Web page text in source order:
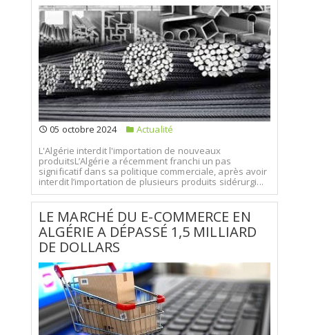
05 octobre 2024
Actualité
L'Algérie interdit l'importation de nouveaux
produitsL’Algérie a récemment franchi un pas
significatif dans sa politique commerciale, après avoir
interdit l’importation de plusieurs produits sidérurgi...
LE MARCHÉ DU E-COMMERCE EN
ALGÉRIE A DÉPASSÉ 1,5 MILLIARD
DE DOLLARS